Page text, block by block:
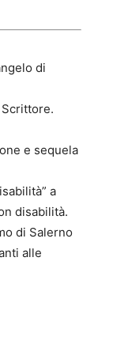
di
Scrittore.
e sequela
a
disabilità.
di Salerno
alle